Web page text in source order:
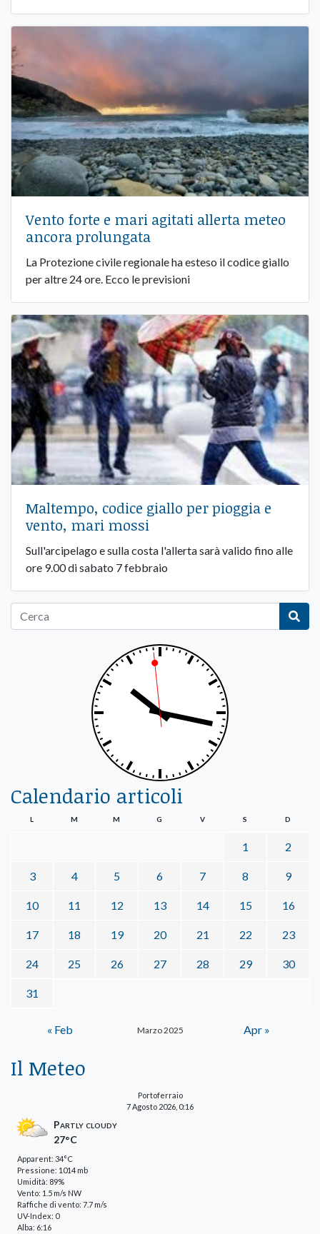
Vento forte e mari agitati allerta meteo
ancora prolungata
La Protezione civile regionale ha esteso il codice giallo
per altre 24 ore. Ecco le previsioni
Maltempo, codice giallo per pioggia e
vento, mari mossi
Sull'arcipelago e sulla costa l'allerta sarà valido fino alle
ore 9.00 di sabato 7 febbraio
Calendario articoli
Marzo 2025
L M M G V S D
1 2
3 4 5 6 7 8 9
10 11 12 13 14 15 16
17 18 19 20 21 22 23
24 25 26 27 28 29 30
31
« Feb Apr »
Il Meteo
Portoferraio
7 Agosto 2026, 0:16
Partly cloudy
27°C
Apparent: 34°C
Pressione: 1014 mb
Umidità: 89%
Vento: 1.5 m/s NW
Raffiche di vento: 7.7 m/s
UV-Index: 0
Alba: 6:16